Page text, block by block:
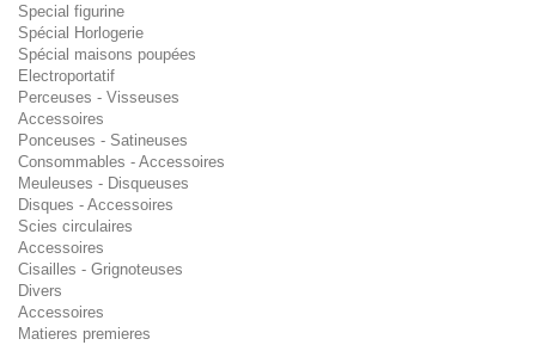
Special figurine
Spécial Horlogerie
Spécial maisons poupées
Electroportatif
Perceuses - Visseuses
Accessoires
Ponceuses - Satineuses
Consommables - Accessoires
Meuleuses - Disqueuses
Disques - Accessoires
Scies circulaires
Accessoires
Cisailles - Grignoteuses
Divers
Accessoires
Matieres premieres